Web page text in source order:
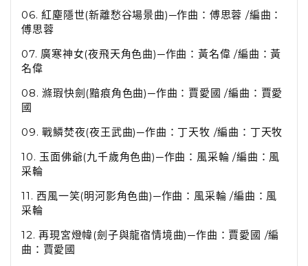
06.紅塵隱世(新離愁谷場景曲)─作曲：傅思蓉/編曲：
傅思蓉
07. 廣寒神女(夜飛天角色曲)─作曲：黃名偉/編曲：黃
名偉
08.滌瑕快劍(黯痕角色曲)─作曲：賈愛國/編曲：賈愛
國
09.戰鱗焚夜(夜王武曲)─作曲：丁天牧 /編曲：丁天牧
10. 玉面佛爺(九千歲角色曲)─作曲：風采輪/編曲：風
采輪
11.西風一笑(明河影角色曲)─作曲：風采輪/編曲：風
采輪
12.再現宮燈幃(劍子與龍宿情境曲)─作曲：賈愛國 /編
曲：賈愛國